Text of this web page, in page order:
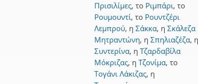
Πρισιλίμες, το Ριμπάρι, το
Ρουμουντί, το Ρουντζέρι
Λεμπρού, η Σάκκα, η Σκάλεζα
Μητραντώνη, η Σπηλιαζέζα, η
Συντερίνα, η Τζαρδαβίλα
Μόκριζας, η Τζονίμα, το
Τογάνι Λάκιζας, η